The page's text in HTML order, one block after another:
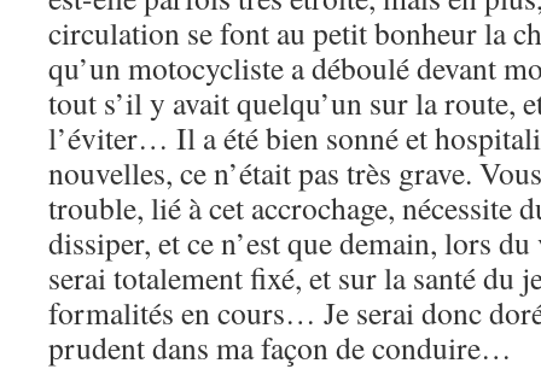
circulation se font au petit bonheur la
qu’un motocycliste a déboulé devant
tout s’il y avait quelqu’un sur la route,
l’éviter… Il a été bien sonné et
nouvelles, ce n’était pas très grave.
trouble, lié à cet accrochage, nécessite
dissiper, et ce n’est que demain, lors
serai totalement fixé, et sur la santé du
formalités en cours… Je serai donc
prudent dans ma façon de conduire…